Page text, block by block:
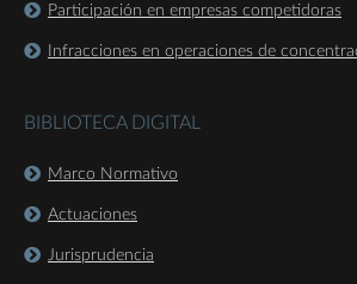
Participación en empresas competidoras
Infracciones en operaciones de
BIBLIOTECA DIGITAL
Marco Normativo
Actuaciones
Jurisprudencia